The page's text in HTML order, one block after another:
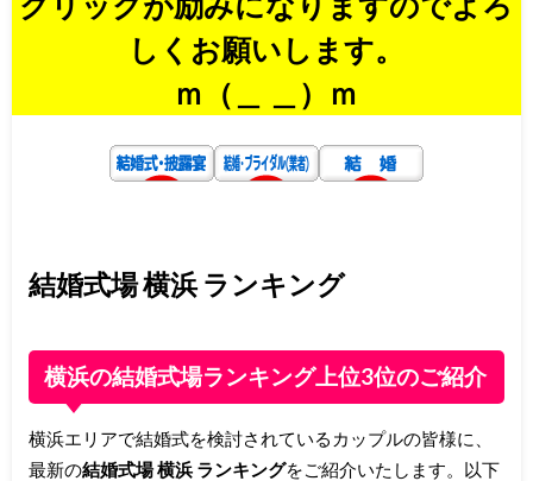
しくお願いします。
ｍ（＿ ＿）ｍ
結婚式場 横浜 ランキング
横浜の結婚式場ランキング上位3位のご紹介
横浜エリアで結婚式を検討されているカップルの皆様に、
最新の結婚式場 横浜 ランキングをご紹介いたします。以下